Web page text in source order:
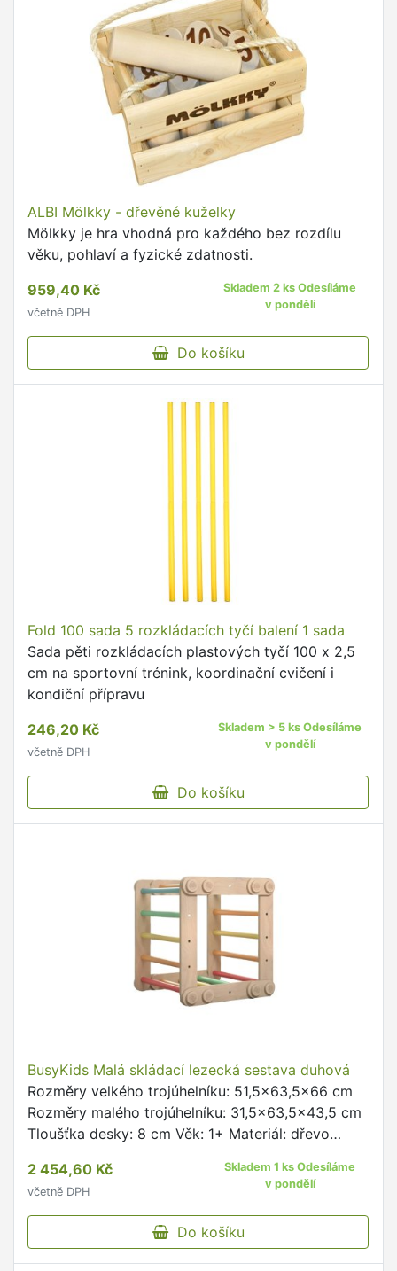
ALBI Mölkky - dřevěné kuželky
Mölkky je hra vhodná pro každého bez rozdílu
věku, pohlaví a fyzické zdatnosti.
959,40 Kč
včetně DPH
Skladem 2 ks Odesíláme
v pondělí
Do košíku
Fold 100 sada 5 rozkládacích tyčí balení 1 sada
Sada pěti rozkládacích plastových tyčí 100 x 2,5
cm na sportovní trénink, koordinační cvičení i
kondiční přípravu
246,20 Kč
včetně DPH
Skladem > 5 ks Odesíláme
v pondělí
Do košíku
BusyKids Malá skládací lezecká sestava duhová
Rozměry velkého trojúhelníku: 51,5x63,5x66 cm
Rozměry malého trojúhelníku: 31,5x63,5x43,5 cm
Tloušťka desky: 8 cm Věk: 1+ Materiál: dřevo
2 454,60 Kč
včetně DPH
Skladem 1 ks Odesíláme
v pondělí
Do košíku